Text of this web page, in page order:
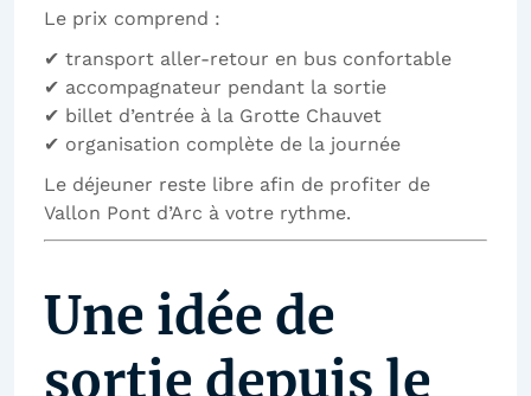
Le prix comprend :
✔ transport aller-retour en bus confortable
✔ accompagnateur pendant la sortie
✔ billet d’entrée à la Grotte Chauvet
✔ organisation complète de la journée
Le déjeuner reste libre afin de profiter de
Vallon Pont d’Arc à votre rythme.
Une idée de
sortie depuis le